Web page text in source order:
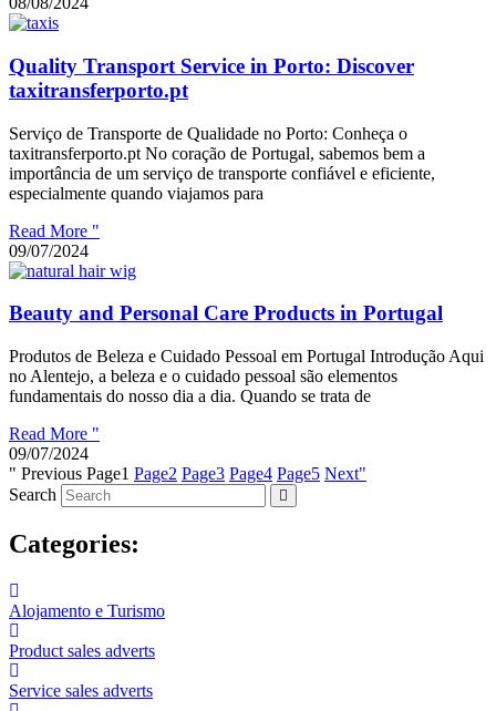
Quality Transport Service in Porto: Discover
taxitransferporto.pt
Serviço de Transporte de Qualidade no Porto: Conheça o
taxitransferporto.pt No coração de Portugal, sabemos bem a
importância de um serviço de transporte confiável e eficiente,
especialmente quando viajamos para
Read More "
09/07/2024
Beauty and Personal Care Products in Portugal
Produtos de Beleza e Cuidado Pessoal em Portugal Introdução Aqui
no Alentejo, a beleza e o cuidado pessoal são elementos
fundamentais do nosso dia a dia. Quando se trata de
Read More "
09/07/2024
" Previous Page1 Page2 Page3 Page4 Page5 Next"
Search
Categories:
Alojamento e Turismo
Product sales adverts
Service sales adverts